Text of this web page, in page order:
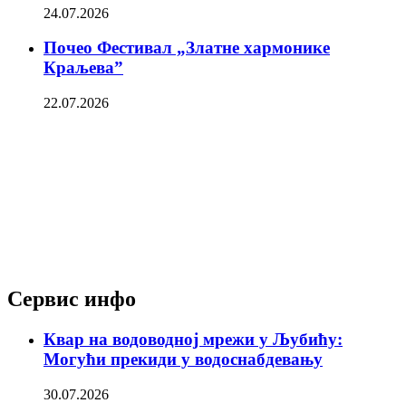
24.07.2026
Почео Фестивал „Златне хармонике
Краљева”
22.07.2026
Сервис инфо
Квар на водоводној мрежи у Љубићу:
Могући прекиди у водоснабдевању
30.07.2026